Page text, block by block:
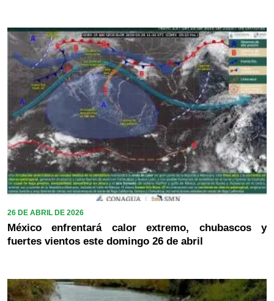
26 DE ABRIL DE 2026
México enfrentará calor extremo, chubascos y
fuertes vientos este domingo 26 de abril